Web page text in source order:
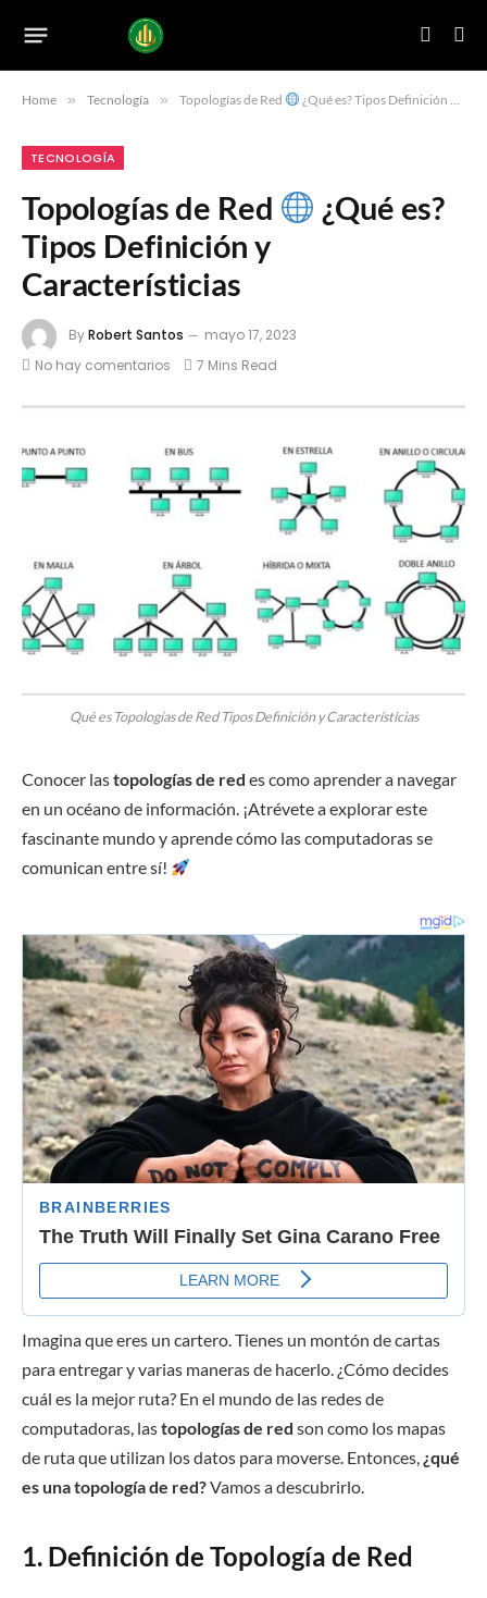
Home » Tecnología » Topologías de Red ¿Qué es? Tipos Definición y Característicias
TECNOLOGÍA
Topologías de Red
¿Qué es?
Tipos Definición y
Característicias
ByRobert Santos
mayo 17, 2023
No hay comentarios
7 Mins Read
Qué es Topologías de Red Tipos Definición y Característicias
Conocer lastopologías de red es como aprender a navegar
en un océano de información. ¡Atrévete a explorar este
fascinante mundo y aprende cómo las computadoras se
comunican entre sí!
Imagina que eres un cartero. Tienes un montón de cartas
para entregar y varias maneras de hacerlo. ¿Cómo decides
cuál es la mejor ruta? En el mundo de las redes de
computadoras, lastopologías de red son como los mapas
de ruta que utilizan los datos para moverse. Entonces, ¿qué
es una topología de red?Vamos a descubrirlo.
1. Definición de Topología de Red